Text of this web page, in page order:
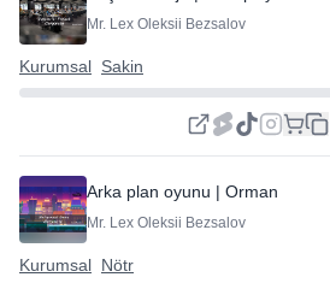
Mr. Lex Oleksii Bezsalov
Kurumsal Sakin
Arka plan oyunu | Orman Sinyali
Mr. Lex Oleksii Bezsalov
Kurumsal Nötr